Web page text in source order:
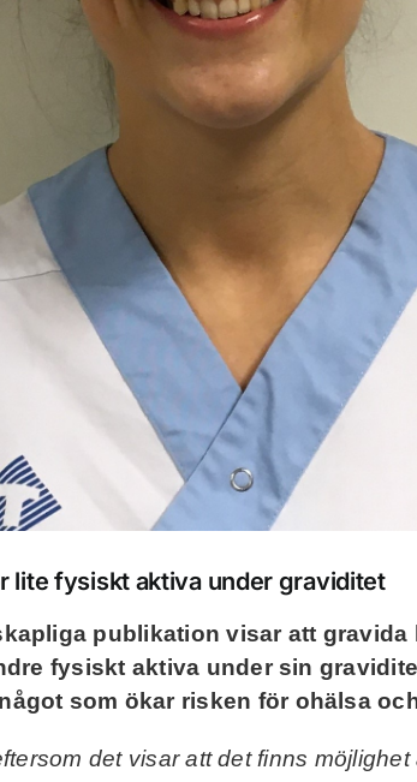
lite fysiskt aktiva under graviditet
publikation visar att
fysiskt aktiva under sin
som ökar risken för ohälsa
det visar att det finns